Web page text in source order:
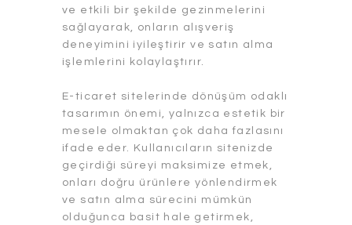
ve etkili bir şekilde gezinmelerini
sağlayarak, onların alışveriş
deneyimini iyileştirir ve satın alma
işlemlerini kolaylaştırır.
E-ticaret sitelerinde dönüşüm odaklı
tasarımın önemi, yalnızca estetik bir
mesele olmaktan çok daha fazlasını
ifade eder. Kullanıcıların sitenizde
geçirdiği süreyi maksimize etmek,
onları doğru ürünlere yönlendirmek
ve satın alma sürecini mümkün
olduğunca basit hale getirmek,